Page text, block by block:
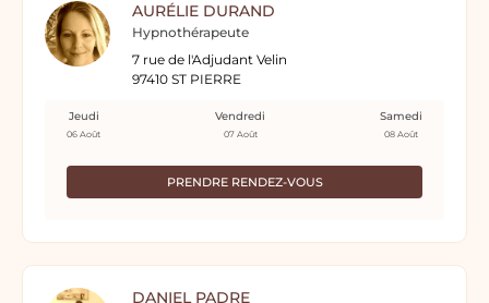
AURÉLIE DURAND
Hypnothérapeute
7 rue de l'Adjudant Velin
97410 ST PIERRE
PRENDRE RENDEZ-VOUS
Jeudi
06 Août
Vendredi
07 Août
Samedi
08 Août
DANIEL PADRE